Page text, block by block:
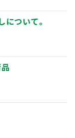
について。